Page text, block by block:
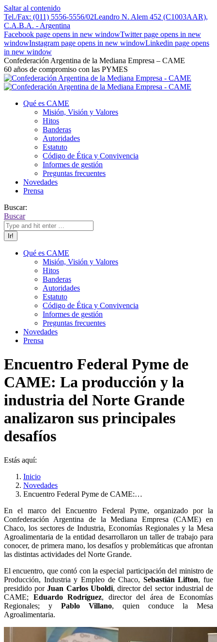
Saltar al contenido
Tel./Fax: (011) 5556-5556/02Leandro N. Alem 452 (C1003AAR),
C.A.B.A. - Argentina
Facebook page opens in new windowTwitter page opens in new
windowInstagram page opens in new windowLinkedin page opens
in new window
Confederación Argentina de la Mediana Empresa – CAME
60 años de compromiso con las PYMES
Qué es CAME
Misión, Visión y Valores
Hitos
Banderas
Autoridades
Estatuto
Código de Ética y Convivencia
Informes de gestión
Preguntas frecuentes
Novedades
Prensa
Buscar:
Buscar
Qué es CAME
Misión, Visión y Valores
Hitos
Banderas
Autoridades
Estatuto
Código de Ética y Convivencia
Informes de gestión
Preguntas frecuentes
Novedades
Prensa
Encuentro Federal Pyme de
CAME: La producción y la
industria del Norte Grande
analizaron sus principales
desafíos
Estás aquí:
Inicio
Novedades
Encuentro Federal Pyme de CAME:…
En el marco del Encuentro Federal Pyme, organizado por la
Confederación Argentina de la Mediana Empresa (CAME) en
Chaco, los sectores de Industria, Economías Regionales y la Mesa
Agroalimentaria de la entidad desarrollaron un taller de trabajo para
conocer, de primera mano, los desafíos y problemáticas que afrontan
las distintas actividades del Norte Grande.
El encuentro, que contó con la especial participación del ministro de
Producción, Industria y Empleo de Chaco, Sebastián Lifton, fue
presidido porJuan Carlos Uboldi, director del sector industrial de
CAME; Eduardo Rodríguez, director del área de Economías
Regionales; y Pablo Villano, quien conduce la Mesa
Agroalimentaria.